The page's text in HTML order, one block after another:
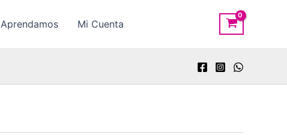
Aprendamos Mi Cuenta